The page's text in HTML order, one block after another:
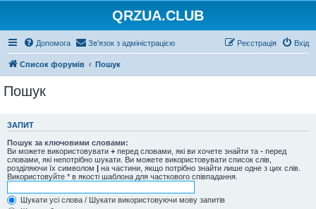
QRZUA.CLUB
Допомога Зв'язок з адміністрацією Вхід
Реєстрація
Список форумів Пошук
Пошук
ЗАПИТ
Пошук за ключовими словами:
Ви можете використовувати + перед словами, які ви хочете знайти та - перед
словами, які непотрібно шукати. Ви можете використовувати список слів,
розділяючи їх символом | на частини, якщо потрібно знайти лише одне з цих слів.
Використовуйте * в якості шаблона для часткового співпадання.
Шукати усі слова / Шукати використовуючи мову запитів